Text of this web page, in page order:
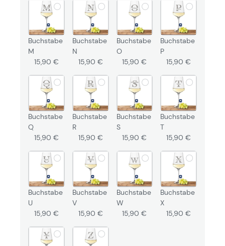
Buchstabe
M
15,90 €
Buchstabe
N
15,90 €
Buchstabe
O
15,90 €
Buchstabe
P
15,90 €
Buchstabe
Q
15,90 €
Buchstabe
R
15,90 €
Buchstabe
S
15,90 €
Buchstabe
T
15,90 €
Buchstabe
U
15,90 €
Buchstabe
V
15,90 €
Buchstabe
W
15,90 €
Buchstabe
X
15,90 €